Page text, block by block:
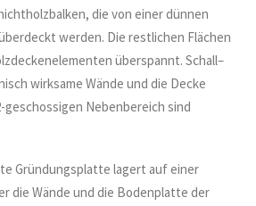
die von einer dünnen
werden. Die restlichen Flächen
überspannt. Schall–
wirksame Wände und die Decke
geschossigen Nebenbereich sind
Gründungsplatte lagert auf einer
die Wände und die Bodenplatte der